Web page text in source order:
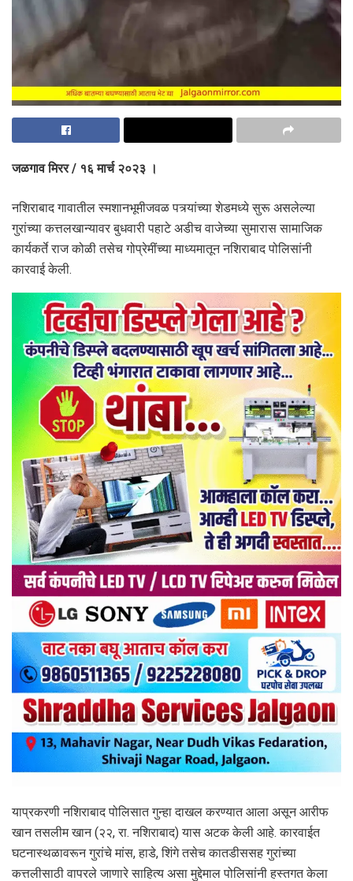
जळगाव मिरर / १६ मार्च २०२३ ।
नशिराबाद गावातील स्मशानभूमीजवळ पत्र्यांच्या शेडमध्ये सुरू असलेल्या
गुरांच्या कत्तलखान्यावर बुधवारी पहाटे अडीच वाजेच्या सुमारास सामाजिक
कार्यकर्ते राज कोळी तसेच गोप्रेमींच्या माध्यमातून नशिराबाद पोलिसांनी
कारवाई केली.
याप्रकरणी नशिराबाद पोलिसात गुन्हा दाखल करण्यात आला असून आरीफ
खान तसलीम खान (२२, रा. नशिराबाद) यास अटक केली आहे. कारवाईत
घटनास्थळावरून गुरांचे मांस, हाडे, शिंगे तसेच कातडीससह गुरांच्या
कत्तलीसाठी वापरले जाणारे साहित्य असा मुद्देमाल पोलिसांनी हस्तगत केला